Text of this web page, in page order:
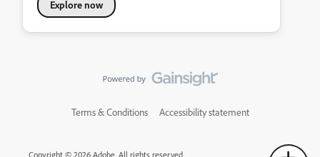
Explore now
Terms & Conditions Accessibility statement
Copyright © 2026 Adobe. All rights reserved.